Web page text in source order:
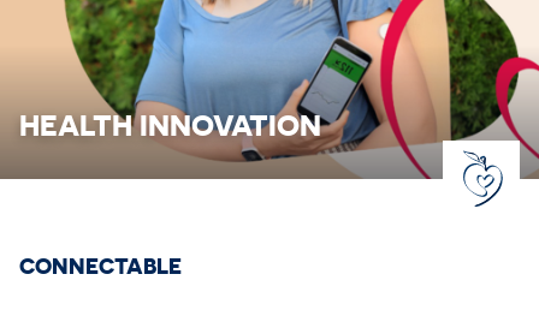
HEALTH INNOVATION
CONNECTABLE